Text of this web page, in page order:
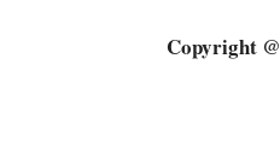
Copyright @